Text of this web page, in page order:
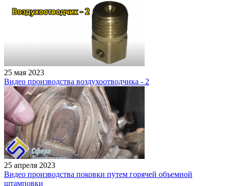
25 мая 2023
Видео производства воздухоотводчика - 2
25 апреля 2023
Видео производства поковки путем горячей объемной
штамповки